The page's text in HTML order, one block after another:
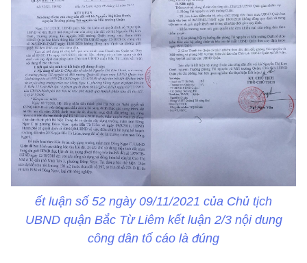
ết luận số 52 ngày 09/11/2021 của Chủ tịch
UBND quận Bắc Từ Liêm kết luận 2/3 nội dung
công dân tố cáo là đúng